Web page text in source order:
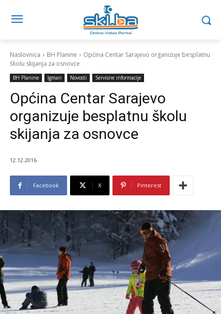
Naslovnica BH Planine
Općina Centar Sarajevo organizuje besplatnu
školu skijanja za osnovce
BH Planine Igman Novosti Servisne informacije
Općina Centar Sarajevo
organizuje besplatnu školu
skijanja za osnovce
12.12.2016
Facebook X Pinterest